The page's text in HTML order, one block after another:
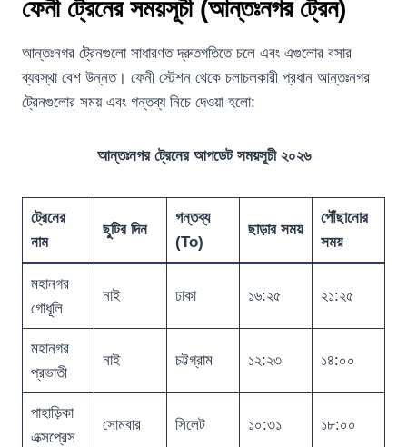
ফেনী ট্রেনের সময়সূচী (আন্তঃনগর ট্রেন)
আন্তঃনগর ট্রেনগুলো সাধারণত দ্রুতগতিতে চলে এবং এগুলোর বসার
ব্যবস্থা বেশ উন্নত। ফেনী স্টেশন থেকে চলাচলকারী প্রধান আন্তঃনগর
ট্রেনগুলোর সময় এবং গন্তব্য নিচে দেওয়া হলো:
আন্তঃনগর ট্রেনের আপডেট সময়সূচী ২০২৬
ট্রেনের
নাম
ছুটির দিন
গন্তব্য
(To)
ছাড়ার সময়
পৌঁছানোর
সময়
মহানগর
গোধূলি
নাই ঢাকা ১৬:২৫ ২১:২৫
মহানগর
প্রভাতী
নাই চট্টগ্রাম ১২:২৩ ১৪:০০
পাহাড়িকা
এক্সপ্রেস
সোমবার সিলেট ১০:৩১ ১৮:০০